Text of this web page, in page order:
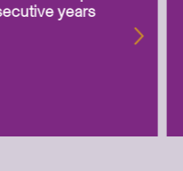
years